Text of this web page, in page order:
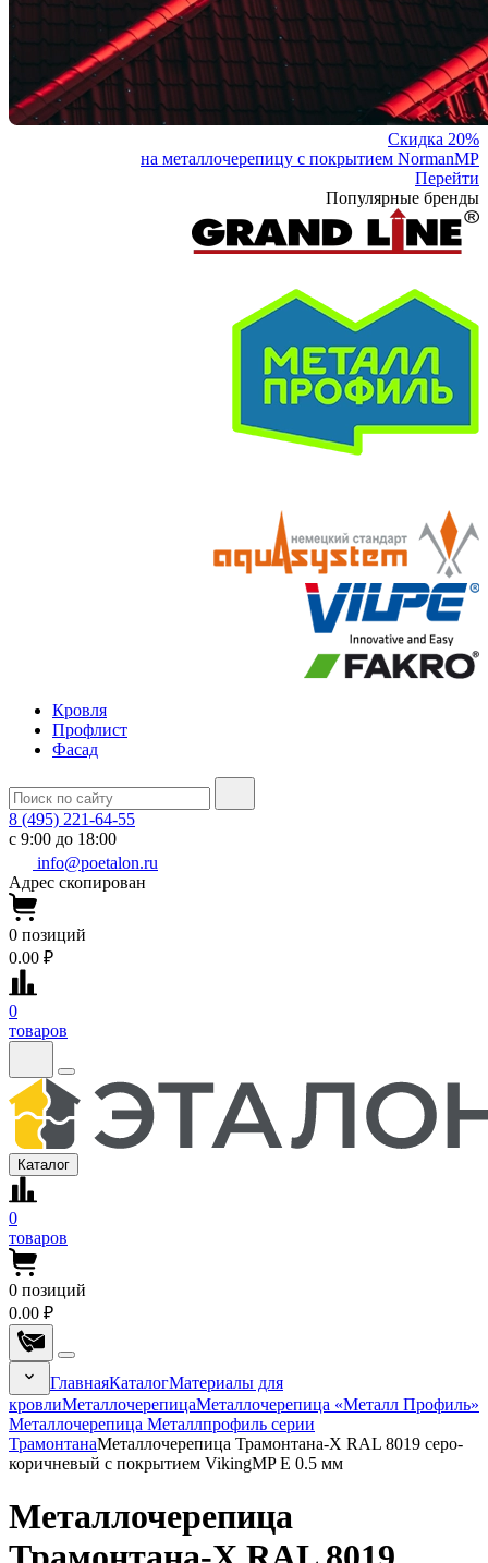
Скидка 20%
на металлочерепицу с покрытием NormanMP
Перейти
Популярные бренды
Кровля
Профлист
Фасад
8 (495) 221-64-55
с 9:00 до 18:00
info@poetalon.ru
Адрес скопирован
0 позиций
0.00 ₽
0
товаров
Каталог
0
товаров
0 позиций
0.00 ₽
ГлавнаяКаталогМатериалы для
кровлиМеталлочерепицаМеталлочерепица «Металл Профиль»
Металлочерепица Металлпрофиль серии
ТрамонтанаМеталлочерепица Трамонтана-X RAL 8019 серо-
коричневый с покрытием VikingMP E 0.5 мм
Металлочерепица